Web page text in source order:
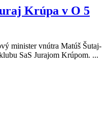
Krúpa v O 5
minister vnútra Matúš Šutaj-
SaS Jurajom Krúpom. ...